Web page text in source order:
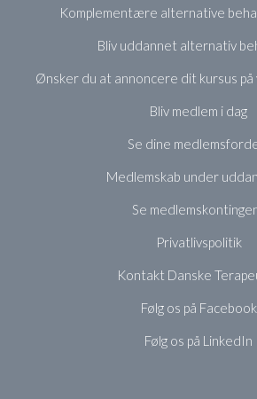
Komplementære alternative
Bliv uddannet alternativ
Ønsker du at annoncere dit kursus på
Bliv medlem i dag
Se dine
Medlemskab under
Se
Privatlivspolitik
Kontakt Danske
Følg os på Facebook
Følg os på LinkedIn